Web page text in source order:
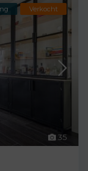
35
Verkocht